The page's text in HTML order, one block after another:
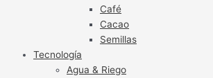
Café
Cacao
Semillas
Tecnología
Agua & Riego